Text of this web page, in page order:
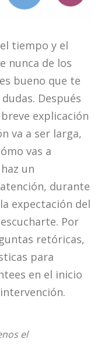
tiempo y el
nunca de los
bueno que te
Después
explicación
va a ser larga,
vas a
un
durante
expectación del
Por
retóricas,
para
en el inicio
el